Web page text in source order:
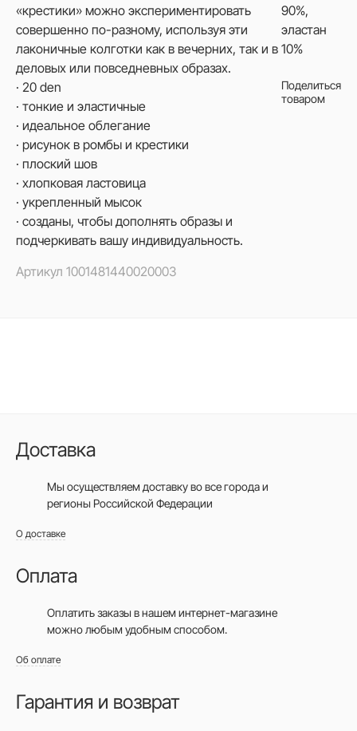
«крестики» можно экспериментировать
совершенно по-разному, используя эти
лаконичные колготки как в вечерних, так и в
деловых или повседневных образах.
· 20 den
· тонкие и эластичные
· идеальное облегание
· рисунок в ромбы и крестики
· плоский шов
· хлопковая ластовица
· укрепленный мысок
· созданы, чтобы дополнять образы и
подчеркивать вашу индивидуальность.
Артикул 1001481440020003
90%,
эластан
10%
Поделиться
товаром
Доставка
Мы осуществляем доставку во все городаи
регионы Российской Федерации
О доставке
Оплата
Оплатить заказы в нашем интернет-магазине
можно любым удобным способом.
Об оплате
Гарантия и возврат